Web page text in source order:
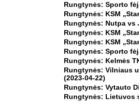
Rungtynės: Sporto
Rungtynės: KSM
Rungtynės: Nutpa vs
Rungtynės: KSM
Rungtynės: KSM
Rungtynės: Sporto
Rungtynės: Kelmės
Rungtynės: Vilniaus
(2023-04-22)
Rungtynės: Vytauto
Rungtynės: Lietuvos